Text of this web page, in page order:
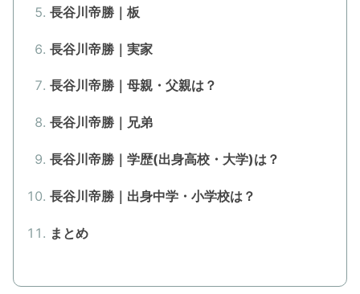
長谷川帝勝｜板
長谷川帝勝｜実家
長谷川帝勝｜母親・父親は？
長谷川帝勝｜兄弟
長谷川帝勝｜学歴(出身高校・大学)は？
長谷川帝勝｜出身中学・小学校は？
まとめ